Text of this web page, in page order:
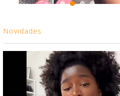
Novidades